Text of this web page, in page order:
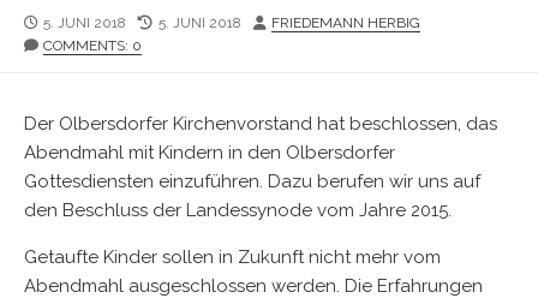
PUBLISHED
DATE
5. JUNI 2018
LAST
5. JUNI 2018 AUTHOR
FRIEDEMANN HERBIG
COMMENTS: 0
Der Olbersdorfer Kirchenvorstand hat beschlossen, das
Abendmahl mit Kindern in den Olbersdorfer
Gottesdiensten einzuführen. Dazu berufen wir uns auf
den Beschluss der Landessynode vom Jahre 2015.
Getaufte Kinder sollen in Zukunft nicht mehr vom
Abendmahl ausgeschlossen werden. Die Erfahrungen